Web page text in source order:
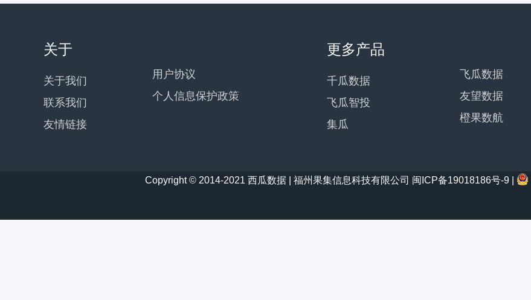
关于
关于我们
联系我们
友情链接
用户协议
个人信息保护政策
更多产品
千瓜数据
飞瓜智投
集瓜
飞瓜数据
友望数据
橙果数航
Copyright © 2014-2021 西瓜数据 | 福州果集信息科技有限公司 闽ICP备19018186号-9